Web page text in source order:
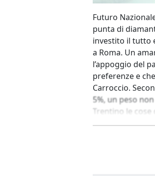
Futuro
punta di
investito il tutto
a Roma. Un
l’appoggio del
preferenze e
Carroccio.
5%, un peso
Trentino le cose